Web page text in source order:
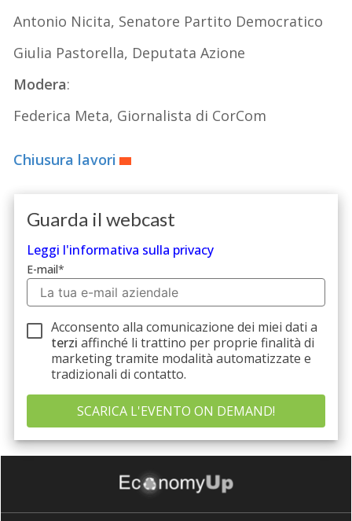
Antonio Nicita, Senatore Partito Democratico
Giulia Pastorella, Deputata Azione
Modera:
Federica Meta, Giornalista di CorCom
Chiusura lavori
Guarda il webcast
Leggi l'informativa sulla privacy
E-mail*
Acconsento alla comunicazione dei miei dati a
terzi affinché li trattino per proprie finalità di
marketing tramite modalità automatizzate e
tradizionali di contatto.